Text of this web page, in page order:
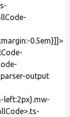
0.5em}]]>
output
left:2px}.mw-